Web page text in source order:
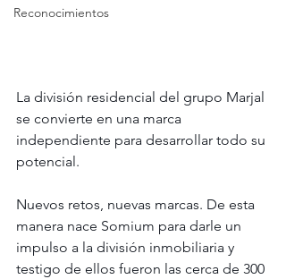
Reconocimientos
La división residencial del grupo Marjal
se convierte en una marca
independiente para desarrollar todo su
potencial.
Nuevos retos, nuevas marcas. De esta
manera nace Somium para darle un
impulso a la división inmobiliaria y
testigo de ellos fueron las cerca de 300